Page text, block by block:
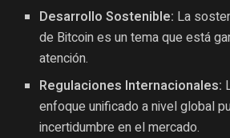
Desarrollo Sostenible: La
de Bitcoin es un tema que está
atención.
Regulaciones Internacionales:
enfoque unificado a nivel global
incertidumbre en el mercado.